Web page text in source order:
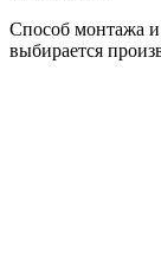
Способ монтажа
выбирается